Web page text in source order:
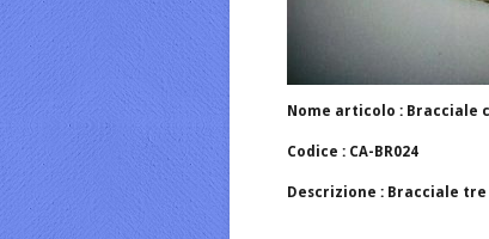
Nome articolo : Bracciale
Codice : CA-BR024
Descrizione : Bracciale